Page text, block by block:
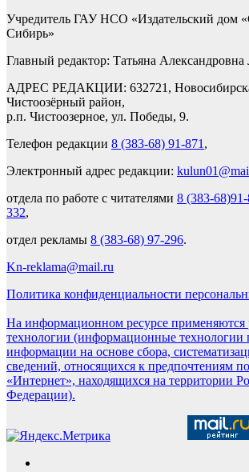
Учредитель ГАУ НСО «Издательский дом
Сибирь»
Главный редактор: Татьяна
АДРЕС РЕДАКЦИИ: 632721,
Чистоозёрный район,
р.п. Чистоозерное, ул. Победы, 9.
Телефон редакции 8 (383-68) 91-871 ,
Электронный адрес редакции:
отдела по работе с читателями 8 (383-68)91-
332,
отдел рекламы 8 (383-68) 97-296.
Kn-reklama@mail.ru
Политика конфиденциальности
На информационном ресурсе применяются
технологии (информационные технологии
информации на основе сбора,
сведений, относящихся к предпочтениям
«Интернет», находящихся на территории
Федерации).